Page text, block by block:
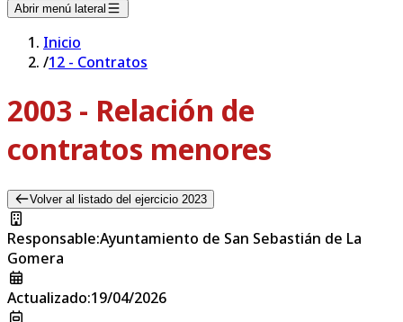
Abrir menú lateral
Inicio
/12 - Contratos
2003 - Relación de
contratos menores
Volver al listado del ejercicio 2023
Responsable:Ayuntamiento de San Sebastián de La
Gomera
Actualizado:19/04/2026